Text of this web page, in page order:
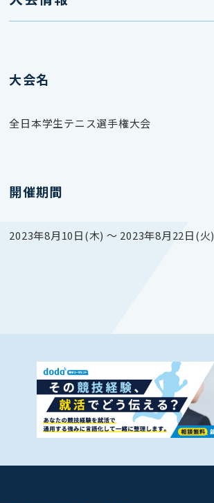
大会名
全日本学生テニス選手権大会
開催期間
2023年8月10日(木) 〜 2023年8月22日(火)